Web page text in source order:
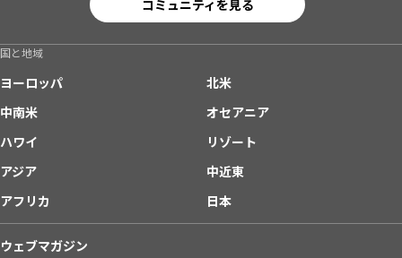
コミュニティを見る
国と地域
ヨーロッパ
北米
中南米
オセアニア
ハワイ
リゾート
アジア
中近東
アフリカ
日本
ウェブマガジン